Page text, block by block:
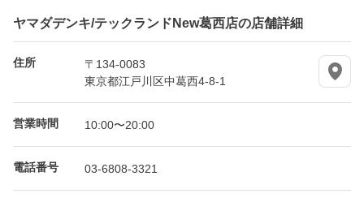
ヤマダデンキ/テックランドNew葛西店の店舗詳細
住所
〒134-0083
東京都江戸川区中葛西4-8-1
営業時間 10:00〜20:00
電話番号 03-6808-3321